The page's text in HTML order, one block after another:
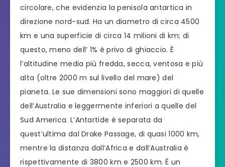
circolare, che evidenzia la penisola antartica in
direzione nord-sud. Ha un diametro di circa 4500
km e una superficie di circa 14 milioni di km; di
questo, meno dell’ 1% è privo di ghiaccio. È
l’altitudine media più fredda, secca, ventosa e più
alta (oltre 2000 m sul livello del mare) del
pianeta. Le sue dimensioni sono maggiori di quelle
dell’Australia e leggermente inferiori a quelle del
Sud America. L’Antartide è separata da
quest’ultima dal Drake Passage, di quasi 1000 km,
mentre la distanza dall’Africa e dall’Australia è
rispettivamente di 3800 km e 2500 km. È un